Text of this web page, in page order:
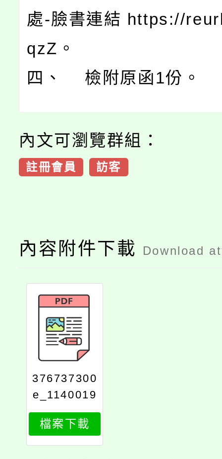
處-臉書連結 https://
qzZ。
四、 檢附原函1份。
內文可瀏覽群組：
註冊會員 訪客
內容附件下載 Download
376737300
e_1140019
321_attach
1
檔案下載